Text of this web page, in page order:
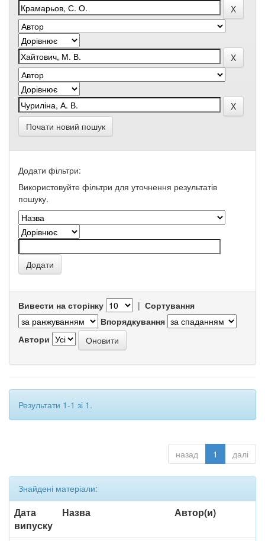
Почати новий пошук
Додати фільтри:
Використовуйте фільтри для уточнення результатів
пошуку.
Вивести на сторінку | Сортування
Впорядкування
Автори
Результати 1-1 зі 1.
назад 1 далі
Знайдені матеріали:
Дата
випуску
Назва Автор(и)